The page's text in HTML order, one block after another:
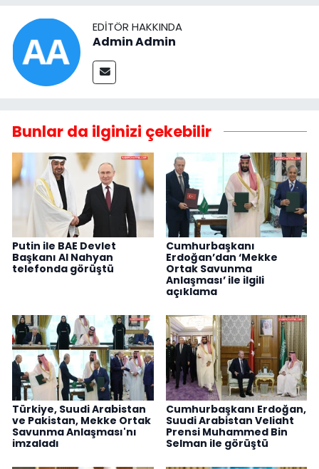
EDITÖR HAKKINDA
Admin Admin
Bunlar da ilginizi çekebilir
Putin ile BAE Devlet
Başkanı Al Nahyan
telefonda görüştü
Cumhurbaşkanı
Erdoğan’dan ‘Mekke
Ortak Savunma
Anlaşması’ ile ilgili
açıklama
Türkiye, Suudi Arabistan
ve Pakistan, Mekke Ortak
Savunma Anlaşması'nı
imzaladı
Cumhurbaşkanı Erdoğan,
Suudi Arabistan Veliaht
Prensi Muhammed Bin
Selman ile görüştü